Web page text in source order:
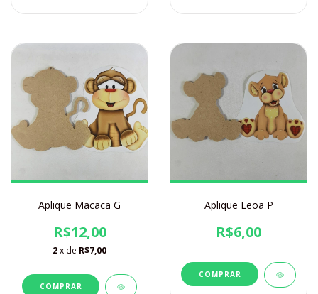
Aplique Macaca G
R$12,00
2x de R$7,00
Aplique Leoa P
R$6,00